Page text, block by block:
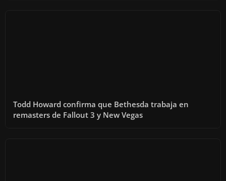
Todd Howard confirma que Bethesda trabaja en
remasters de Fallout 3 y New Vegas